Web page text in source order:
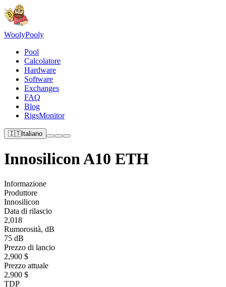
WoolyPooly
Pool
Calcolatore
Hardware
Software
Exchanges
FAQ
Blog
RigsMonitor
🇮🇹Italiano
Innosilicon A10 ETH
Informazione
Produttore
Innosilicon
Data di rilascio
2,018
Rumorosità, dB
75 dB
Prezzo di lancio
2,900 $
Prezzo attuale
2,900 $
TDP